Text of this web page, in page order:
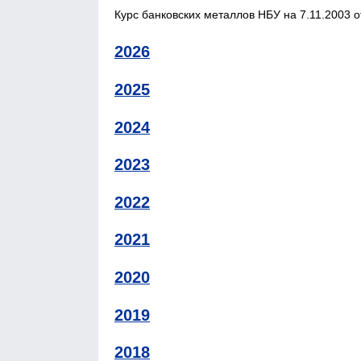
Курс банковских металлов НБУ на 7.11.2003
2026
2025
2024
2023
2022
2021
2020
2019
2018